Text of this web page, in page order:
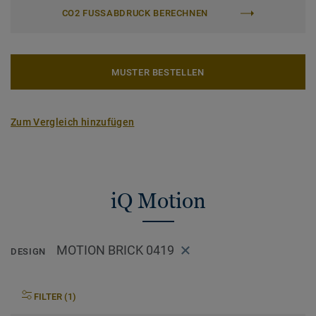
CO2 FUSSABDRUCK BERECHNEN
MUSTER BESTELLEN
Zum Vergleich hinzufügen
iQ Motion
DESIGN MOTION BRICK 0419
FILTER (1)